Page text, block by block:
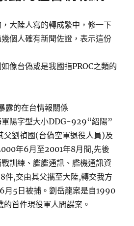
台
父
中
憾〉
大陸人寫的轉成繁中，修一下
個人確有新聞佐證，表示這份
像台偽或是我國指PROC之類的
露的在台情報關係
軍陽字型大小DDG-929“紹陽”
父劉禎國(台偽空軍退役人員)及
年6月至2001年8月間,先後
訓練、艦艦通訊、艦機通訊資
件,交由其父攜至大陸,轉交我方
月5日被捕。劉岳龍案是自1990
首件現役軍人間諜案。